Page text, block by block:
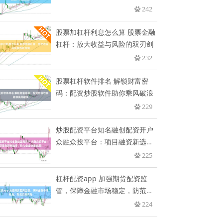
242
股票加杠杆利息怎么算 股票金融
杠杆：放大收益与风险的双刃剑
232
股票杠杆软件排名 解锁财富密
码：配资炒股软件助你乘风破浪
229
炒股配资平台知名融创配资开户
众融众投平台：项目融资新选
225
杠杆配资app 加强期货配资监
管，保障金融市场稳定，防范投
224